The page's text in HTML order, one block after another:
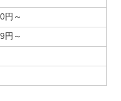
円～
円～